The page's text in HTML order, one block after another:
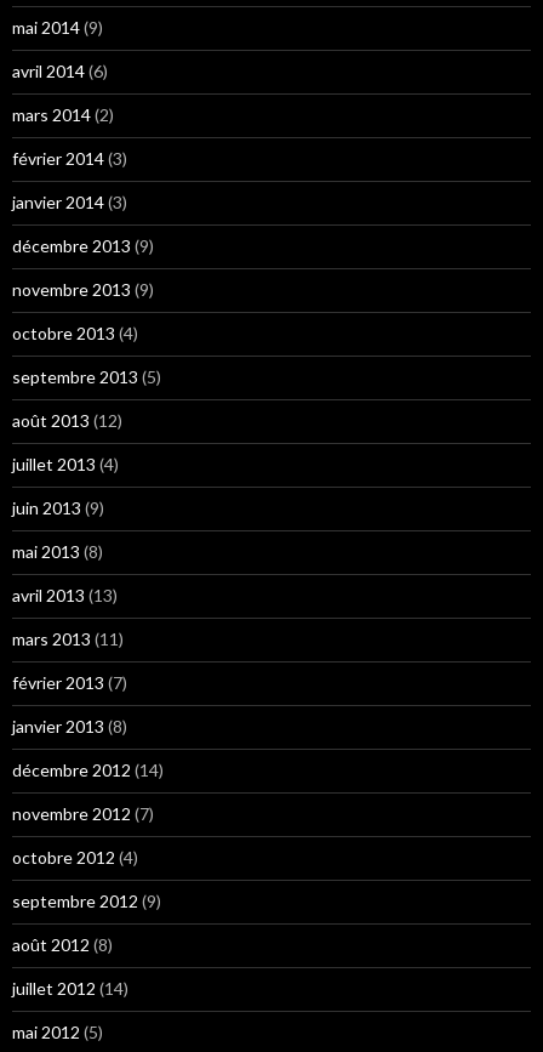
mai 2014(9)
avril 2014(6)
mars 2014(2)
février 2014(3)
janvier 2014(3)
décembre 2013 (9)
novembre 2013 (9)
octobre 2013 (4)
septembre 2013 (5)
août 2013 (12)
juillet 2013 (4)
juin 2013 (9)
mai 2013 (8)
avril 2013 (13)
mars 2013 (11)
février 2013 (7)
janvier 2013 (8)
décembre 2012 (14)
novembre 2012 (7)
octobre 2012 (4)
septembre 2012 (9)
août 2012 (8)
juillet 2012 (14)
mai 2012 (5)